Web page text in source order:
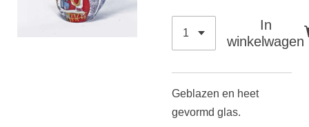
In
winkelwagen
Geblazen en heet
gevormd glas.